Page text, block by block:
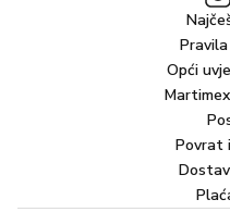
Opći
Povrat